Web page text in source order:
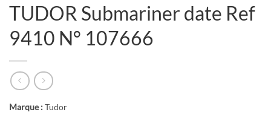
TUDOR Submariner date Ref
9410 N° 107666
Marque :Tudor